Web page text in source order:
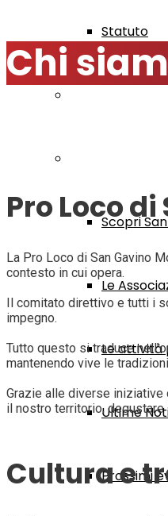
Statuto
Scopri
Le
Le attività
Ultime
Prossimi
Chi
Pro Loco
La Pro Loco di San Gavino
contesto in cui opera.
Il comitato direttivo e tutti i
impegno.
Tutto questo si traduce
mantenendo vive le
Grazie alle diverse iniziative
il nostro territorio,
Cultura e